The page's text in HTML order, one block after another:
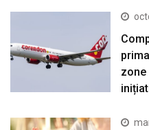
zone